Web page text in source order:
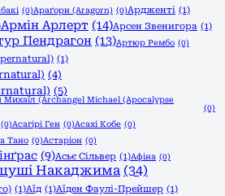
(0)Араґорн (Aragorn) (0)Ардженті (1)
Армін Арлерт (14)Арсен Звенигора (1)
Пендрагон (13)Артюр Рембо (0)
(1)
(4)
(5)
Михаїл (Archangel Michael (Apocalypse
(0)
(0)Асагірі Ген (0)Асахі Кобе (0)
Тано (0)Астаріон (0)
(9)Асьє Сільвер (1)Афіна (0)
Накаджима (34)
(1)Аїд (1)Аїден Фаулі-Прейшер (1)